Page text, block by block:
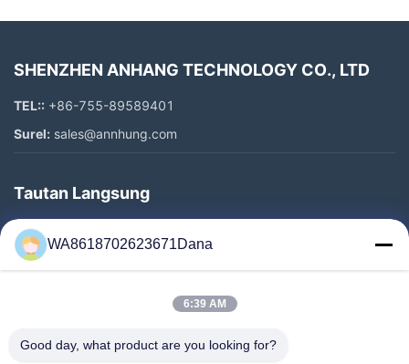
SHENZHEN ANHANG TECHNOLOGY CO., LTD
TEL:: +86-755-89589401
Surel: sales@annhung.com
Tautan Langsung
Rumah
Produk
Tur Pabrik
WA8618702623671Dana
6:39 AM
Good day, what product are you looking for?